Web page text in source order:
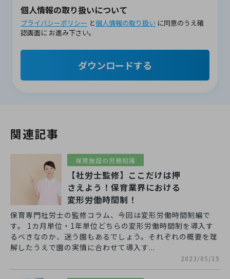
個人情報の取り扱いについて
プライバシーポリシー と個人情報の取り扱い に同意のうえ確
認画面に お進み下さい。
ダウンロードする
関連記事
保育施設の労務知識
【社労士監修】ここだけは押
さえよう！保育業界における
変形労働時間制！
保育専門社労士の監修コラム、今回は変形労働時間制編で
す。 1カ月単位・1年単位どちらの変形労働時間制を導入す
るべきなのか、迷う園もあるでしょう。それぞれの概要を理
解したうえで園の実情に合わせて導入す...
2023/05/15